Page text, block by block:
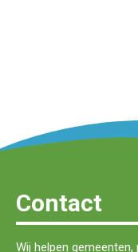
Contact
Wij helpen gemeenten,